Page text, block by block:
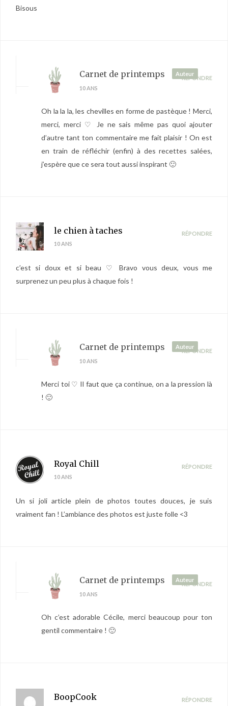
Bisous
Carnet de printemps Auteur
10 ANS
RÉPONDRE
Oh la la la, les chevilles en forme de pastèque ! Merci,
merci, merci ♡ Je ne sais même pas quoi ajouter
d’autre tant ton commentaire me fait plaisir ! On est
en train de réfléchir (enfin) à des recettes salées,
j’espère que ce sera tout aussi inspirant 🙂
le chien à taches
10 ANS
RÉPONDRE
c’est si doux et si beau ♡ Bravo vous deux, vous me
surprenez un peu plus à chaque fois !
Carnet de printemps Auteur
10 ANS
RÉPONDRE
Merci toi ♡ Il faut que ça continue, on a la pression là
! 🙂
Royal Chill
10 ANS
RÉPONDRE
Un si joli article plein de photos toutes douces, je suis
vraiment fan ! L’ambiance des photos est juste folle <3
Carnet de printemps Auteur
10 ANS
RÉPONDRE
Oh c’est adorable Cécile, merci beaucoup pour ton
gentil commentaire ! 🙂
BoopCook RÉPONDRE